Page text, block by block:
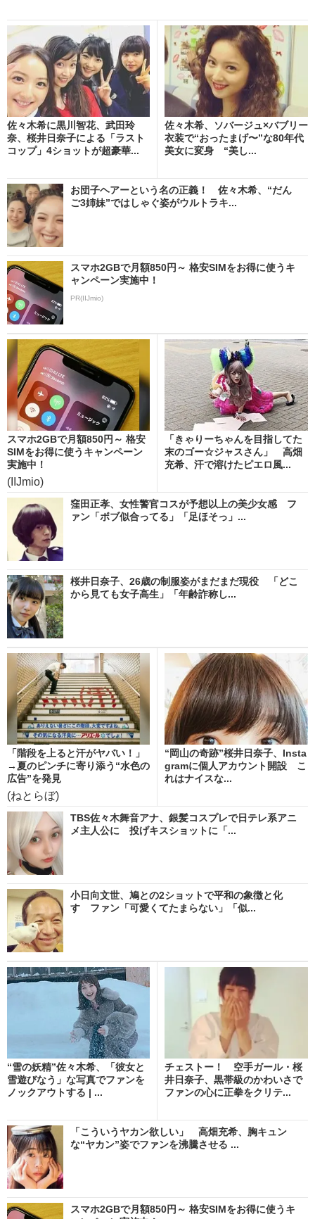
佐々木希に黒川智花、武田玲
奈、桜井日奈子による「ラスト
コップ」4ショットが超豪華...
佐々木希、ソバージュ×バブリー
衣装で“おったまげ〜”な80年代
美女に変身 “美し...
お団子ヘアーという名の正義！ 佐々木希、“だん
ご3姉妹”ではしゃぐ姿がウルトラキ...
スマホ2GBで月額850円～ 格安SIMをお得に使うキ
ャンペーン実施中！
PR(IIJmio)
スマホ2GBで月額850円～ 格安
SIMをお得に使うキャンペーン
実施中！
(IIJmio)
「きゃりーちゃんを目指してた
末のゴー☆ジャスさん」 高畑
充希、汗で溶けたピエロ風...
窪田正孝、女性警官コスが予想以上の美少女感 フ
ァン「ボブ似合ってる」「足ほそっ」...
桜井日奈子、26歳の制服姿がまだまだ現役 「どこ
から見ても女子高生」「年齢詐称し...
「階段を上ると汗がヤバい！」
→夏のピンチに寄り添う“水色の
広告”を発見
(ねとらぼ)
“岡山の奇跡”桜井日奈子、Insta
gramに個人アカウント開設 こ
れはナイスな...
TBS佐々木舞音アナ、銀髪コスプレで日テレ系アニ
メ主人公に 投げキスショットに「...
小日向文世、鳩との2ショットで平和の象徴と化
す ファン「可愛くてたまらない」「似...
“雪の妖精”佐々木希、「彼女と
雪遊びなう」な写真でファンを
ノックアウトする | ...
チェストー！ 空手ガール・桜
井日奈子、黒帯級のかわいさで
ファンの心に正拳をクリテ...
「こういうヤカン欲しい」 高畑充希、胸キュン
な“ヤカン”姿でファンを沸騰させる ...
スマホ2GBで月額850円～ 格安SIMをお得に使うキ